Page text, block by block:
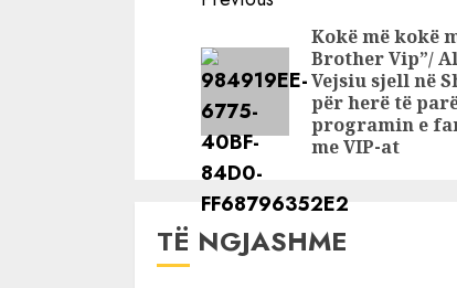
ngele
kam
ReadingKokë më kokë
Brother Vip”/
Vejsiu sjell në
për herë të
programin e
me VIP-at
TË NGJASHME